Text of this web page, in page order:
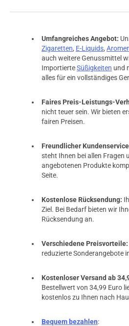
Umfangreiches Angebot:
Zigaretten, E-Liquids,
auch weitere Genussmittel
ImportierteSüßigkeiten und
alles für ein vollständiges
Faires Preis-Leistungs-
nicht teuer sein. Wir bieten
fairen Preisen.
Freundlicher
steht Ihnen bei allen Fragen
angebotenen Produkte
Seite.
Kostenlose Rücksendung:
Ziel. Bei Bedarf bieten wir
Rücksendung an.
Verschiedene Preisvorteile:
reduzierte Sonderangebote
Kostenloser Versand ab
Bestellwert von 34,99 Euro
kostenlos zu Ihnen nach
Bequem bezahlen: